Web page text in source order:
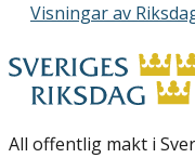
Visningar av
All offentlig makt i